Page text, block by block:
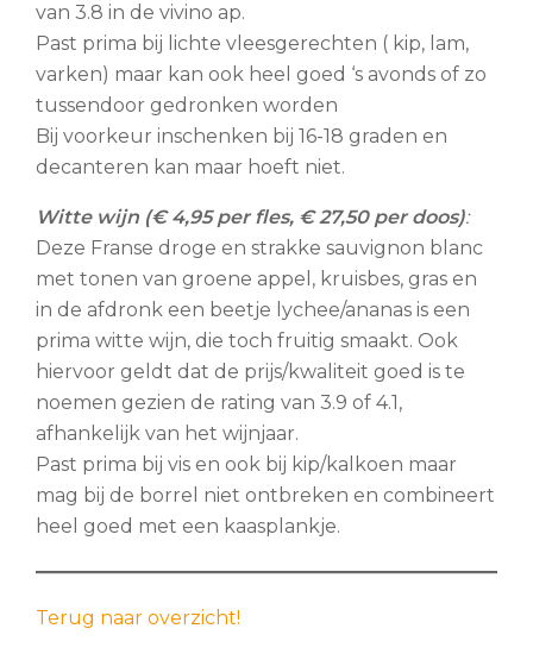
van 3.8 in de vivino ap.
Past prima bij lichte vleesgerechten ( kip, lam,
varken) maar kan ook heel goed ‘s avonds of zo
tussendoor gedronken worden
Bij voorkeur inschenken bij 16-18 graden en
decanteren kan maar hoeft niet.
Witte wijn (€ 4,95 per fles, € 27,50 per doos):
Deze Franse droge en strakke sauvignon blanc
met tonen van groene appel, kruisbes, gras en
in de afdronk een beetje lychee/ananas is een
prima witte wijn, die toch fruitig smaakt. Ook
hiervoor geldt dat de prijs/kwaliteit goed is te
noemen gezien de rating van 3.9 of 4.1,
afhankelijk van het wijnjaar.
Past prima bij vis en ook bij kip/kalkoen maar
mag bij de borrel niet ontbreken en combineert
heel goed met een kaasplankje.
Terug naar overzicht!